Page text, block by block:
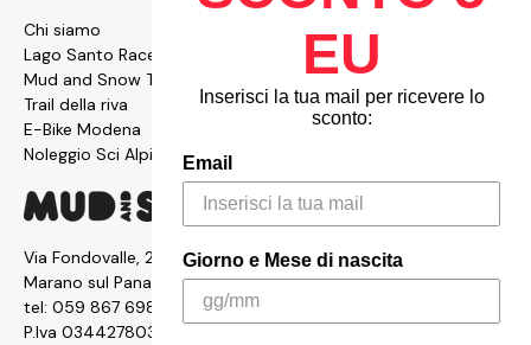
Chi siamo
Lago Santo Race
Mud and Snow Team
Trail della riva
E-Bike Modena
Noleggio Sci Alpinismo
Via Fondovalle, 2876, 41054
Marano sul Panaro MO
tel: 059 867 6987
P.Iva 03442780361
EU
Inserisci la tua mail per ricevere lo
sconto:
Email
Giorno e Mese di nascita